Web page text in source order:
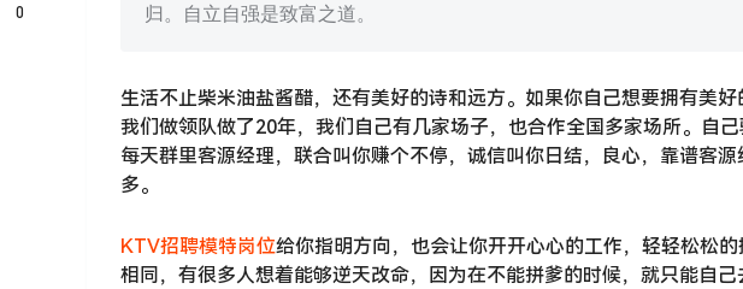
归。自立自强是致富之道。
生活不止柴米油盐酱醋，还有美好的诗和远方。如果你自己想要拥有美
我们做领队做了20年，我们自己有几家场子，也合作全国多家场所。自
每天群里客源经理，联合叫你赚个不停，诚信叫你日结，良心，靠谱客
多。
KTV招聘模特岗位给你指明方向，也会让你开开心心的工作，轻轻松松
相同，有很多人想着能够逆天改命，因为在不能拼爹的时候，就只能自
0